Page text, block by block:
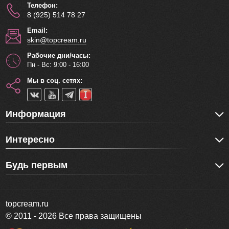
Телефон:
8 (925) 514 78 27
Email:
skin@topcream.ru
Рабочие дни/часы:
Пн - Вс: 9:00 - 16:00
Мы в соц. сетях:
Информация
Интересно
Будь первым
topcream.ru
© 2011 - 2026 Все права защищены